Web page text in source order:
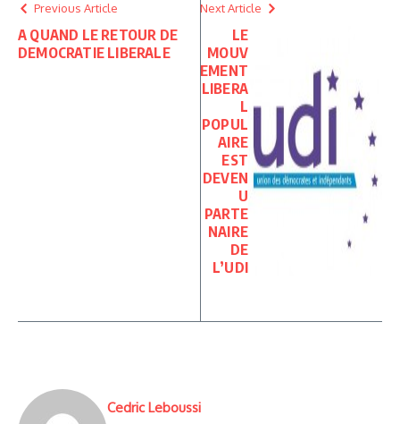
Previous Article
A QUAND LE RETOUR DE
DEMOCRATIE LIBERALE
Next Article
LE
MOUV
EMENT
LIBERA
L
POPUL
AIRE
EST
DEVEN
U
PARTE
NAIRE
DE
L’UDI
Cedric Leboussi